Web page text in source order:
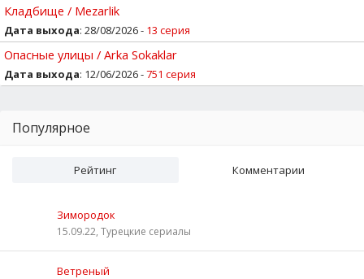
Кладбище / Mezarlik
Дата выхода: 28/08/2026 - 13 серия
Опасные улицы / Arka Sokaklar
Дата выхода: 12/06/2026 -751 серия
Популярное
Рейтинг Комментарии
Зимородок
15.09.22, Турецкие сериалы
Ветреный